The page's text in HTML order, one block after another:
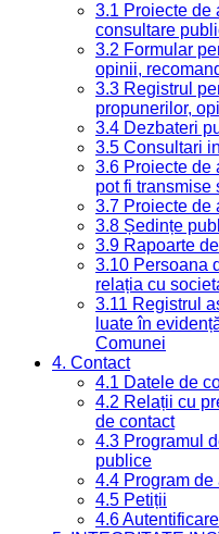
3.1 Proiecte de
consultare
3.2 Formular
opinii,
3.3 Registrul
propunerilor,
3.4 Dezbateri
3.5 Consultari
3.6 Proiecte de
pot fi transmise
3.7 Proiecte de
3.8 Ședințe
3.9 Rapoarte
3.10 Persoana
relația cu
3.11 Registrul
luate în
Comunei
4. Contact
4.1 Datele de
4.2 Relații cu
de contact
4.3 Programul
publice
4.4 Program de
4.5 Petiții
4.6 Autentificare